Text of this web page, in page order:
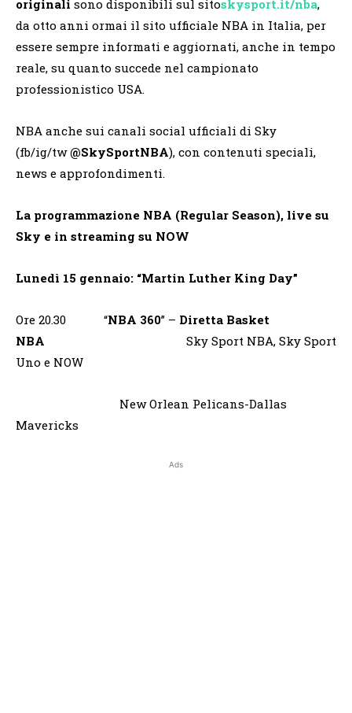
originali sono disponibili sul sitoskysport.it/nba,
da otto anni ormai il sito ufficiale NBA in Italia, per
essere sempre informati e aggiornati, anche in tempo
reale, su quanto succede nel campionato
professionistico USA.
NBA anche sui canali social ufficiali di Sky
(fb/ig/tw@SkySportNBA), con contenuti speciali,
news e approfondimenti.
La programmazione NBA (Regular Season), live su
Sky e in streaming su NOW
Lunedì 15 gennaio: “Martin Luther King Day”
Ore 20.30 “NBA 360” – Diretta Basket
NBA Sky Sport NBA, Sky Sport
Uno e NOW
New Orlean Pelicans-Dallas
Mavericks
Ads